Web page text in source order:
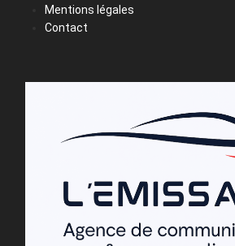
Mentions légales
Contact